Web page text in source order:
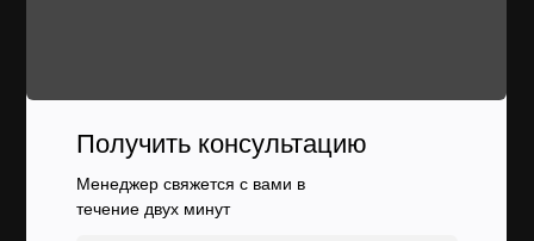
Получить консультацию
Менеджер свяжется с вами в
течение двух минут